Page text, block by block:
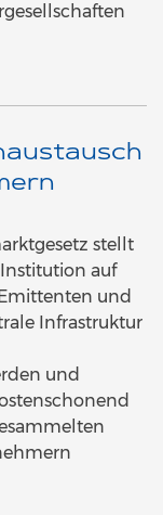
stellt
auf
und
Infrastruktur
und